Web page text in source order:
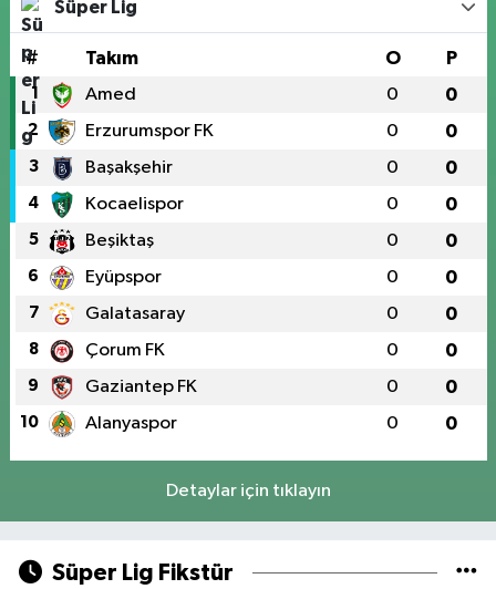
Süper Lig
# Takım O P
1 Amed 0 0
2 Erzurumspor FK 0 0
3 Başakşehir 0 0
4 Kocaelispor 0 0
5 Beşiktaş 0 0
6 Eyüpspor 0 0
7 Galatasaray 0 0
8 Çorum FK 0 0
9 Gaziantep FK 0 0
10 Alanyaspor 0 0
Detaylar için tıklayın
Süper Lig Fikstür